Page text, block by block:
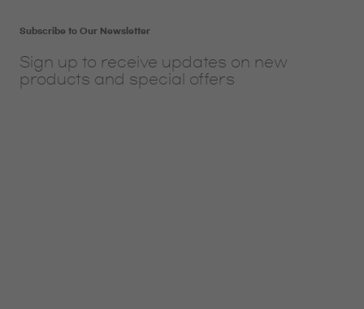
Subscribe to Our Newsletter
Sign up to receive updates on new
products and special offers